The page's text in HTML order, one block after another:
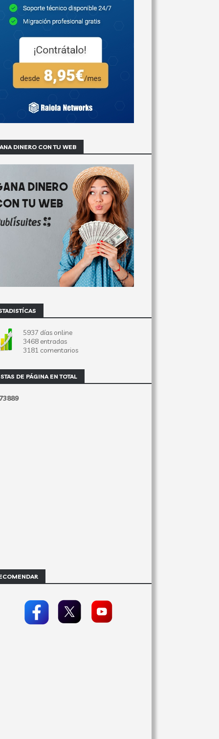
DINERO CON TU WEB
5937 días online
3468 entradas
3181 comentarios
DE PÁGINA EN TOTAL
3889